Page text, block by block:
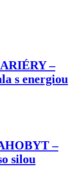
–
s energiou
–
silou